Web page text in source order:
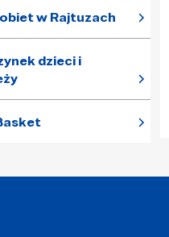
w Rajtuzach
dzieci i